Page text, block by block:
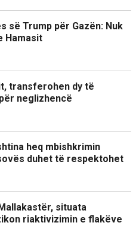
së Trump për Gazën: Nuk
Hamasit
transferohen dy të
neglizhencë
heq mbishkrimin
duhet të respektohet
situata
riaktivizimin e flakëve